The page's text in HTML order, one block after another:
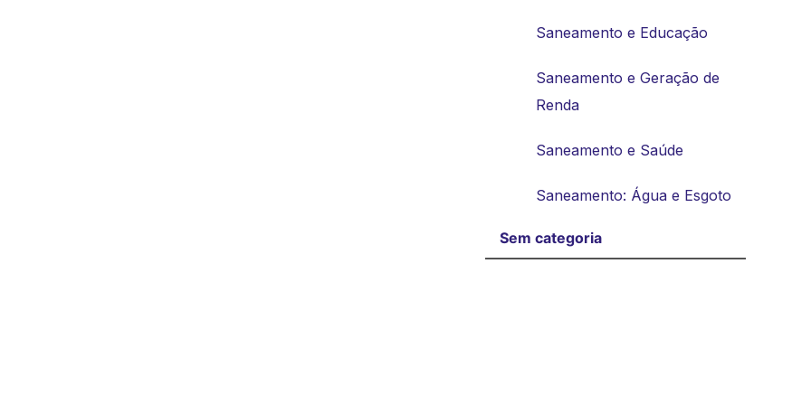
Saneamento e Educação
Saneamento e Geração de
Renda
Saneamento e Saúde
Saneamento: Água e Esgoto
Sem categoria